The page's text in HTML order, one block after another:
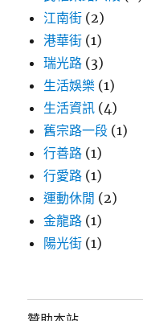
江南街 (2)
港華街 (1)
瑞光路 (3)
生活娛樂 (1)
生活資訊 (4)
舊宗路一段 (1)
行善路 (1)
行愛路 (1)
運動休閒 (2)
金龍路 (1)
陽光街 (1)